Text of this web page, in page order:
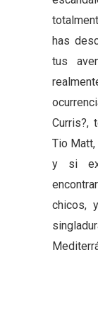
has
tus
Curris?,
Tio Matt,
y si
chicos,